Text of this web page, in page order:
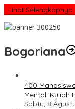
Lihat Selengkapnya
Bogoriana
400
Mental: Kuliah
Sabtu, 8